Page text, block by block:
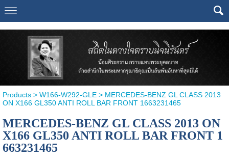
Products> W166-W292-GLE> MERCEDES-BENZ GL CLASS 2013
ON X166 GL350 ANTI ROLL BAR FRONT 1663231465
MERCEDES-BENZ GL CLASS 2013 ON
X166 GL350 ANTI ROLL BAR FRONT 1
663231465